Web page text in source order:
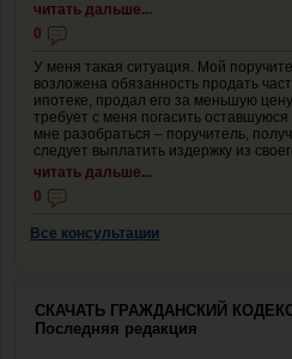
читать дальше...
0
У меня такая ситуация. Мой
возложена обязанность продать
ипотеке, продал его за меньшую
требует с меня погасить
мне разобраться – поручитель,
следует выплатить издержку из
читать дальше...
0
Все консультации
СКАЧАТЬ ГРАЖДАНСКИЙ
Последняя редакция